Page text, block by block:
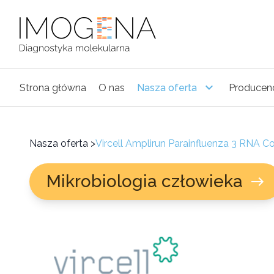
Strona główna O nas Nasza oferta
Nasza oferta >Vircell Amplirun Parainfluenza 3 RNA
Mikrobiologia człowieka